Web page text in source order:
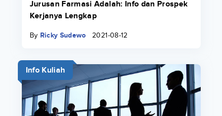
Jurusan Farmasi Adalah: Info dan Prospek
Kerjanya Lengkap
By Ricky Sudewo 2021-08-12
Info Kuliah